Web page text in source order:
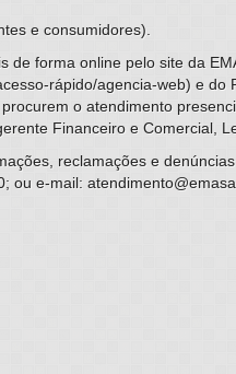
e consumidores).
de forma online pelo site da
rápido/agencia-web) e
o atendimento
Financeiro e Comercial,
reclamações e
ou e-mail: